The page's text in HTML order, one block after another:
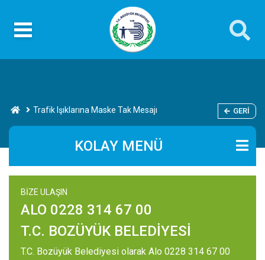
Trafik Işıklarına Maske Tak Mesajı GERI
KOLAY MENÜ
BİZE ULAŞIN
ALO 0228 314 67 00
T.C. BOZÜYÜK BELEDİYESİ
T.C. Bozüyük Belediyesi olarak Alo 0228 314 67 00